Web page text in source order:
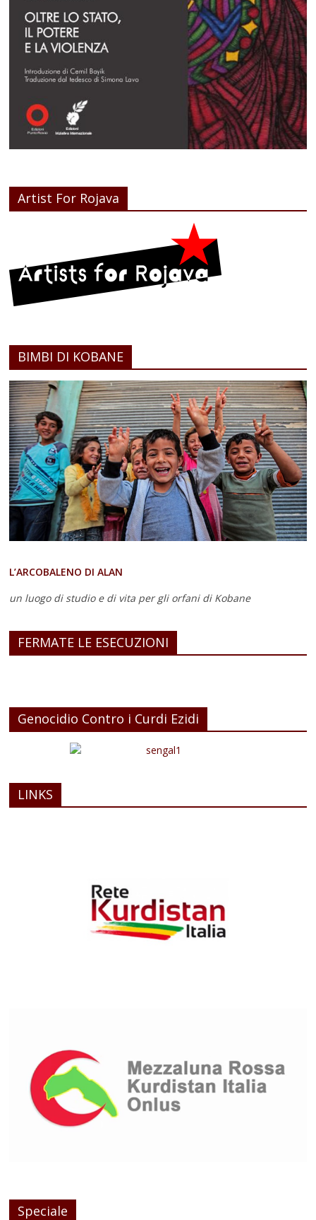
Artist For Rojava
BIMBI DI KOBANE
L’ARCOBALENO DI ALAN
un luogo di studio e di vita per gli orfani di Kobane
FERMATE LE ESECUZIONI
Genocidio Contro i Curdi Ezidi
LINKS
Speciale